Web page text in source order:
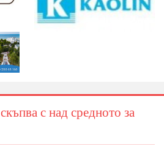
с над средното за